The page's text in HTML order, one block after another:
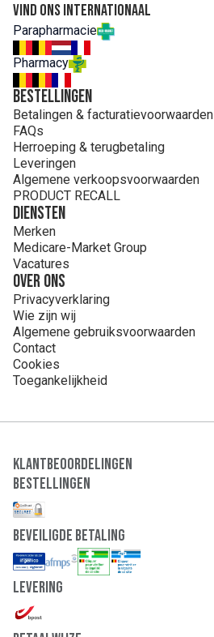
Vind ons internationaal
Parapharmacie
Pharmacy
Bestellingen
Betalingen & facturatievoorwaarden
FAQs
Herroeping & terugbetaling
Leveringen
Algemene verkoopsvoorwaarden
PRODUCT RECALL
Diensten
Merken
Medicare-Market Group
Vacatures
Over ons
Privacyverklaring
Wie zijn wij
Algemene gebruiksvoorwaarden
Contact
Cookies
Toegankelijkheid
Klantbeoordelingen
Bestellingen
Beveiligde Betaling
Levering